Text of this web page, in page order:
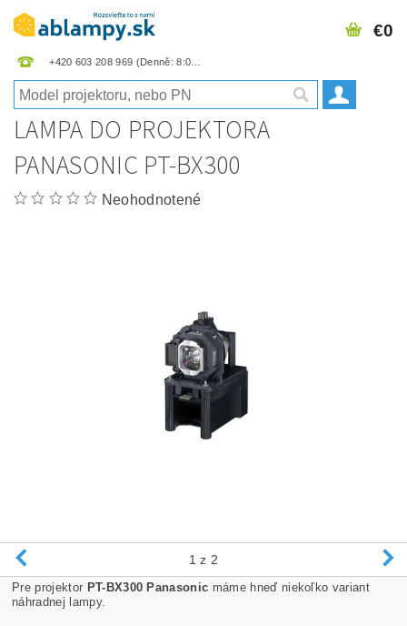
+420 603 208 969
€0
LAMPA DO PROJEKTORA
PANASONIC PT-BX300
Neohodnotené
1 z 2
Pre projektor PT-BX300 Panasonic máme hneď niekoľko variant
náhradnej lampy.